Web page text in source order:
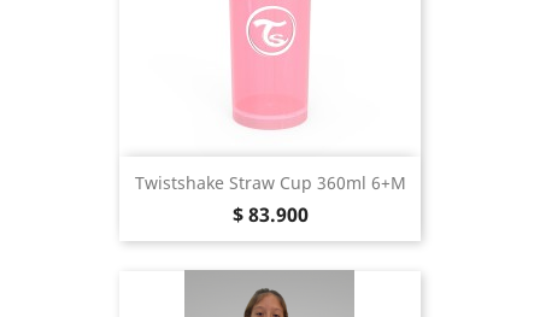
Twistshake Straw Cup 360ml 6+m
Precio
$ 83.900